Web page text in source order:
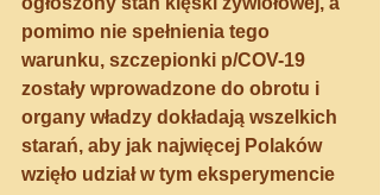
pomimo nie spełnienia tego
warunku, szczepionki p/COV-19
zostały wprowadzone do obrotu i
organy władzy dokładają wszelkich
starań, aby jak najwięcej Polaków
wzięło udział w tym eksperymencie